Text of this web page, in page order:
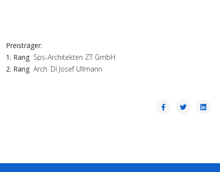
Preisträger:
1. Rang Sps-Architekten ZT GmbH
2. Rang Arch. DI Josef Ullmann